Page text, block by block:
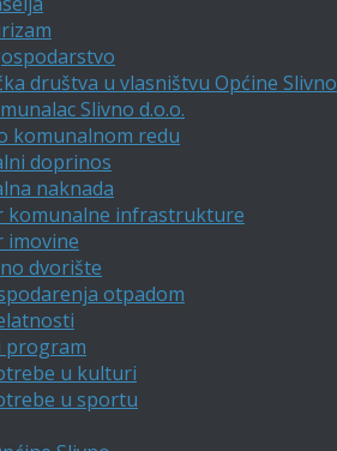
društva u vlasništvu Općine Slivno
Slivno d.o.o.
komunalnom redu
doprinos
naknada
komunalne infrastrukture
imovine
dvorište
otpadom
program
u kulturi
u sportu